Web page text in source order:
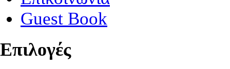
Guest Book
Επιλογές